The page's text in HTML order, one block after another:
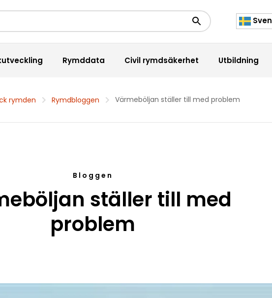
Sökknapp
Rymddata Civil rymdsäkerhet Utbildning
rymden Rymdbloggen Värmeböljan ställer till med problem
Bloggen
ställer till med
problem